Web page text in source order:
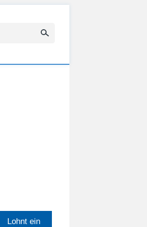
Suchbegriff eingeben
Lohnt ein